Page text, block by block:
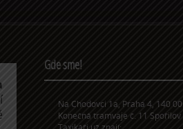
Gde sme!
Na Chodovci 1a, Praha 4, 140 00
Konečná tramvaje č. 11 Spořilov